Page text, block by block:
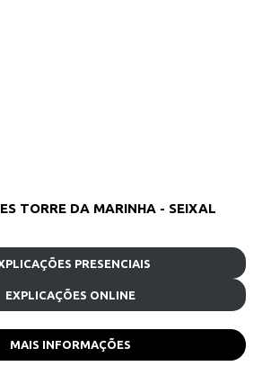
TORRE DA MARINHA - SEIXAL
PRESENCIAIS
EXPLICAÇÕES ONLINE
MAIS INFORMAÇÕES